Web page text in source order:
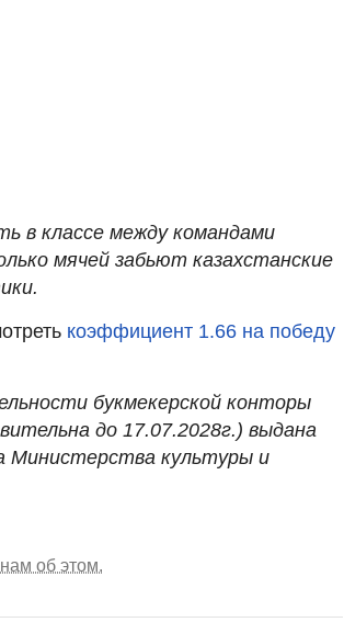
в классе между командами
мячей забьют казахстанские
коэффициент 1.66 на победу
букмекерской конторы
до 17.07.2028г.) выдана
культуры и
об этом.